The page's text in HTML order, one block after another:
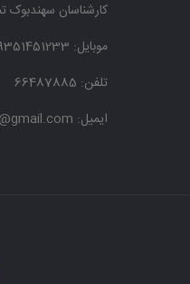
کارشناسان سهندبوک
موبایل:
تلفن: 66487885
ایمیل: puya.yas26@gmail.com